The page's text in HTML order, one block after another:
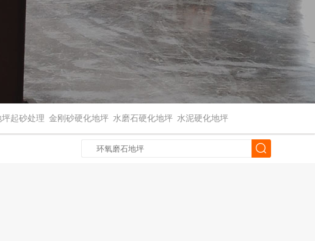
坪起砂处理 金刚砂硬化地坪 水磨石硬化地坪 水泥硬化地坪